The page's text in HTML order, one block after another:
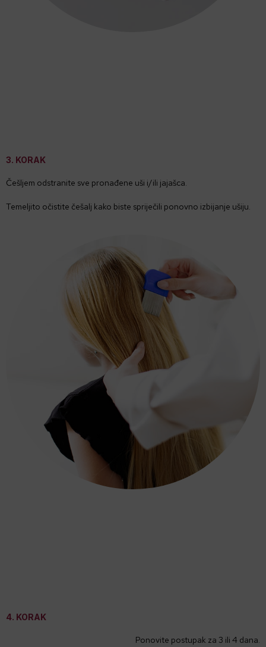
3. KORAK
Češljem odstranite sve pronađene uši i/ili jajašca.
Temeljito očistite češalj kako biste spriječili ponovno izbijanje ušiju.
4. KORAK
Ponovite postupak za 3 ili 4 dana.